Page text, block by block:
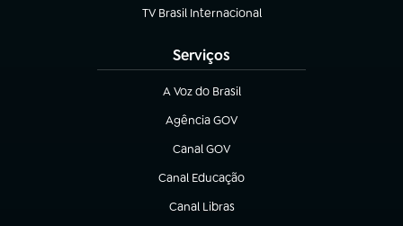
TV Brasil Internacional
(abre em nova aba)
Serviços
A Voz do Brasil
(abre em nova aba)
Agência GOV
(abre em nova aba)
Canal GOV
(abre em nova aba)
Canal Educação
(abre em nova aba)
Canal Libras
(abre em nova aba)